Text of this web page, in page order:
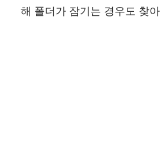
해 폴더가 잠기는 경우도 찾